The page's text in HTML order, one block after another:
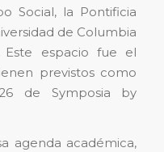
Social, la Pontificia
de Columbia
Este espacio fue el
previstos como
de Symposia by
agenda académica,